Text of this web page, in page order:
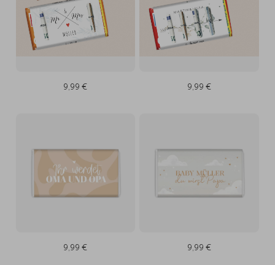
9,99 € 9,99 €
9,99 € 9,99 €